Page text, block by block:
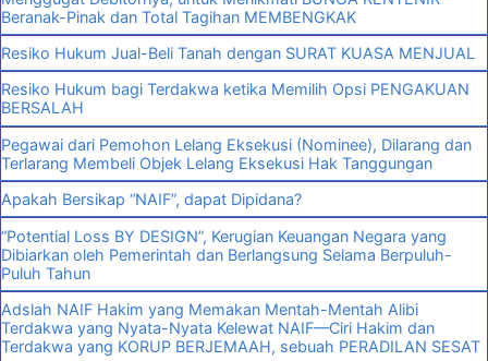
Beranak-Pinak dan Total Tagihan MEMBENGKAK
Resiko Hukum Jual-Beli Tanah dengan SURAT KUASA MENJUAL
Resiko Hukum bagi Terdakwa ketika Memilih Opsi PENGAKUAN
BERSALAH
Pegawai dari Pemohon Lelang Eksekusi (Nominee), Dilarang dan
Terlarang Membeli Objek Lelang Eksekusi Hak Tanggungan
Apakah Bersikap “NAIF”, dapat Dipidana?
“Potential Loss BY DESIGN”, Kerugian Keuangan Negara yang
Dibiarkan oleh Pemerintah dan Berlangsung Selama Berpuluh-
Puluh Tahun
Adslah NAIF Hakim yang Memakan Mentah-Mentah Alibi
Terdakwa yang Nyata-Nyata Kelewat NAIF—Ciri Hakim dan
Terdakwa yang KORUP BERJEMAAH, sebuah PERADILAN SESAT